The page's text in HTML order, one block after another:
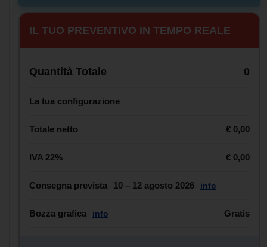
IL TUO PREVENTIVO IN TEMPO REALE
Quantità Totale 0
La tua configurazione
Totale netto € 0,00
IVA 22% € 0,00
Consegna prevista 10 – 12 agosto 2026 info
Bozza grafica info Gratis